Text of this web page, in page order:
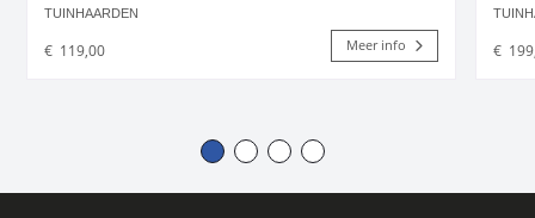
TUINHAARDEN
€ 119,00 Meer info €